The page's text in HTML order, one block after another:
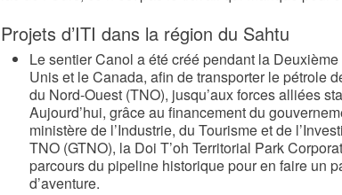
Projets d’ITI dans la région du Sahtu
Le sentier Canol a été créé pendant la
Unis et le Canada, afin de transporter le pétrole
du Nord-Ouest (TNO), jusqu’aux forces alliées
Aujourd’hui, grâce au financement du
ministère de l’Industrie, du Tourisme et de
TNO (GTNO), la Doi T’oh Territorial Park
parcours du pipeline historique pour en faire un
d’aventure.